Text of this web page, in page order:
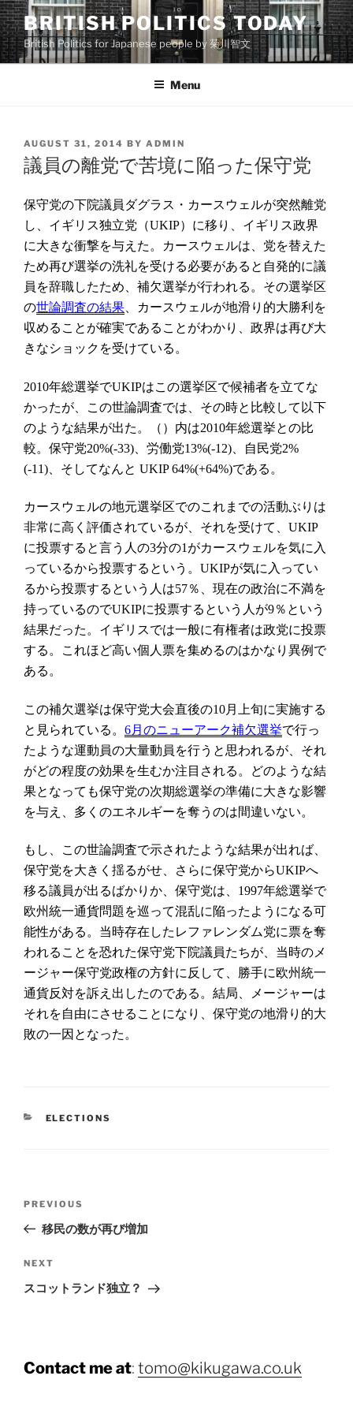
Skip
to
content
BRITISH POLITICS TODAY
British Politics for Japanese people by 菊川智文
Menu
POSTED
ON
AUGUST 31, 2014 BY ADMIN
議員の離党で苦境に陥った保守党
保守党の下院議員ダグラス・カースウェルが突然離党
し、イギリス独立党（UKIP）に移り、イギリス政界
に大きな衝撃を与えた。カースウェルは、党を替えた
ため再び選挙の洗礼を受ける必要があると自発的に議
員を辞職したため、補欠選挙が行われる。その選挙区
の世論調査の結果、カースウェルが地滑り的大勝利を
収めることが確実であることがわかり、政界は再び大
きなショックを受けている。
2010年総選挙でUKIPはこの選挙区で候補者を立てな
かったが、この世論調査では、その時と比較して以下
のような結果が出た。（）内は2010年総選挙との比
較。保守党20%(-33) 、労働党13%(-12) 、自民党2%
(-11) 、そしてなんと UKIP 64%(+64%)である。
カースウェルの地元選挙区でのこれまでの活動ぶりは
非常に高く評価されているが、それを受けて、 UKIP
に投票すると言う人の3分の1 がカースウェルを気に入
っているから投票するという。 UKIPが気に入ってい
るから投票するという人は57％、現在の政治に不満を
持っているのでUKIPに投票するという人が9％という
結果だった。イギリスでは一般に有権者は政党に投票
する。これほど高い個人票を集めるのはかなり異例で
ある。
この補欠選挙は保守党大会直後の10月上旬に実施する
と見られている。 6月のニューアーク補欠選挙で行っ
たような運動員の大量動員を行うと思われるが、それ
がどの程度の効果を生むか注目される。どのような結
果となっても保守党の次期総選挙の準備に大きな影響
を与え、多くのエネルギーを奪うのは間違いない。
もし、この世論調査で示されたような結果が出れば、
保守党を大きく揺るがせ、さらに保守党からUKIPへ
移る議員が出るばかりか、保守党は、
1997年総選挙で
欧州統一通貨問題を巡って混乱に陥ったようになる可
能性がある。当時存在したレファレンダム党に票を奪
われることを恐れた保守党下院議員たちが、当時のメ
ージャー保守党政権の方針に反して、勝手に欧州統一
通貨反対を訴え出したのである。結局、メージャーは
それを自由にさせることになり、保守党の地滑り的大
敗の一因となった。
CATEGORIES
ELECTIONS
Previous
Post
PREVIOUS
移民の数が再び増加
Next
Post
NEXT
スコットランド独立？
Contact me at: tomo@kikugawa.co.uk